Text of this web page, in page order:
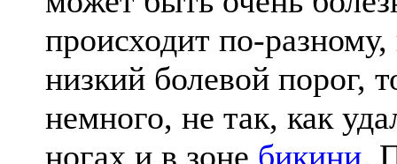
происходит по-
низкий болевой порог,
немного, не так, как
ногах и в зоне бикини.